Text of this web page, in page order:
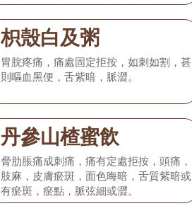
枳殼白及粥
胃脘疼痛，痛處固定拒按，如刺如割，甚
則嘔血黑便，舌紫暗，脈澀。
丹參山楂蜜飲
脅肋脹痛成刺痛，痛有定處拒按，頭痛，
肢麻，皮膚瘀斑，面色晦暗，舌質紫暗或
有瘀斑，瘀點，脈弦細或澀。